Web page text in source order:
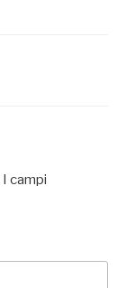
I campi